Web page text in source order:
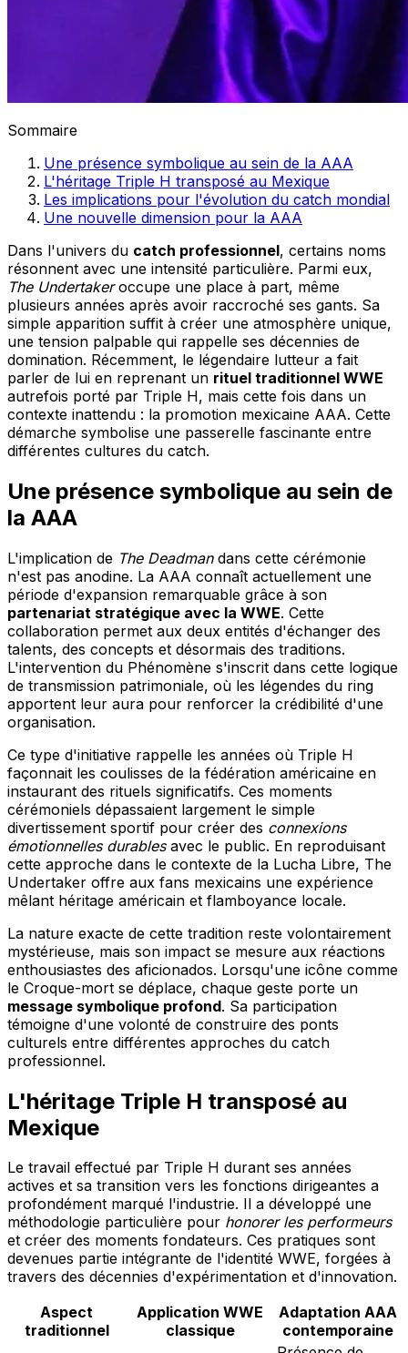
Sommaire
Une présence symbolique au sein de la AAA
L'héritage Triple H transposé au Mexique
Les implications pour l'évolution du catch mondial
Une nouvelle dimension pour la AAA
Dans l'univers du catch professionnel, certains noms
résonnent avec une intensité particulière. Parmi eux,
The Undertakeroccupe une place à part, même
plusieurs années après avoir raccroché ses gants. Sa
simple apparition suffit à créer une atmosphère unique,
une tension palpable qui rappelle ses décennies de
domination. Récemment, le légendaire lutteur a fait
parler de lui en reprenant un rituel traditionnel WWE
autrefois porté par Triple H, mais cette fois dans un
contexte inattendu : la promotion mexicaine AAA. Cette
démarche symbolise une passerelle fascinante entre
différentes cultures du catch.
Une présence symbolique au sein de
la AAA
L'implication de The Deadmandans cette cérémonie
n'est pas anodine. La AAA connaît actuellement une
période d'expansion remarquable grâce à son
partenariat stratégique avec la WWE. Cette
collaboration permet aux deux entités d'échanger des
talents, des concepts et désormais des traditions.
L'intervention du Phénomène s'inscrit dans cette logique
de transmission patrimoniale, où les légendes du ring
apportent leur aura pour renforcer la crédibilité d'une
organisation.
Ce type d'initiative rappelle les années où Triple H
façonnait les coulisses de la fédération américaine en
instaurant des rituels significatifs. Ces moments
cérémoniels dépassaient largement le simple
divertissement sportif pour créer des connexions
émotionnelles durablesavec le public. En reproduisant
cette approche dans le contexte de la Lucha Libre, The
Undertaker offre aux fans mexicains une expérience
mêlant héritage américain et flamboyance locale.
La nature exacte de cette tradition reste volontairement
mystérieuse, mais son impact se mesure aux réactions
enthousiastes des aficionados. Lorsqu'une icône comme
le Croque-mort se déplace, chaque geste porte un
message symbolique profond. Sa participation
témoigne d'une volonté de construire des ponts
culturels entre différentes approches du catch
professionnel.
L'héritage Triple H transposé au
Mexique
Le travail effectué par Triple H durant ses années
actives et sa transition vers les fonctions dirigeantes a
profondément marqué l'industrie. Il a développé une
méthodologie particulière pour honorer les performeurs
et créer des moments fondateurs. Ces pratiques sont
devenues partie intégrante de l'identité WWE, forgées à
travers des décennies d'expérimentation et d'innovation.
Aspect
traditionnel
Application WWE
classique
Adaptation AAA
contemporaine